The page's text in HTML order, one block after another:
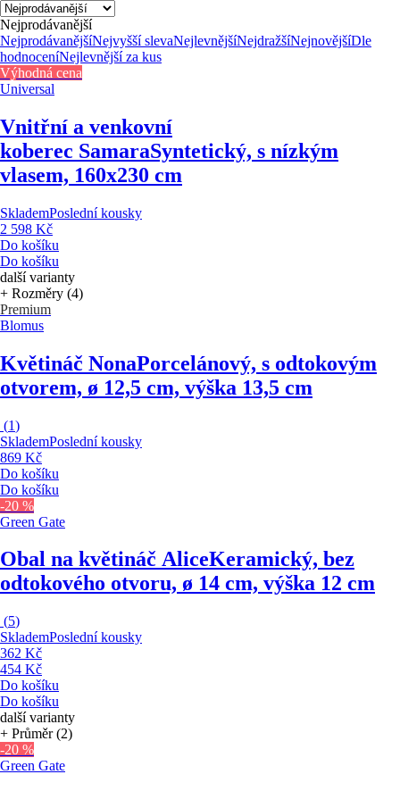
Nejprodávanější
NejprodávanějšíNejvyšší slevaNejlevnějšíNejdražšíNejnovějšíDle
hodnoceníNejlevnější za kus
Výhodná cena
Universal
Vnitřní a venkovní
koberec SamaraSyntetický, s nízkým
vlasem, 160x230 cm
SklademPoslední kousky
2 598 Kč
Do košíku
Do košíku
další varianty
+ Rozměry (4)
Premium
Blomus
Květináč NonaPorcelánový, s odtokovým
otvorem, ø 12,5 cm, výška 13,5 cm
(1)
SklademPoslední kousky
869 Kč
Do košíku
Do košíku
-20 %
Green Gate
Obal na květináč AliceKeramický, bez
odtokového otvoru, ø 14 cm, výška 12 cm
(5)
SklademPoslední kousky
362 Kč
454 Kč
Do košíku
Do košíku
další varianty
+ Průměr (2)
-20 %
Green Gate